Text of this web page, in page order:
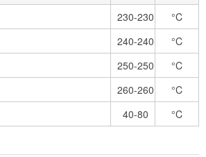
230-230
°C
240-240
°C
250-250
°C
260-260
°C
40-80 °C